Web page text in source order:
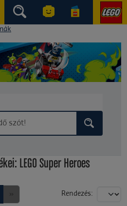
LEGO Super Heroes
Rendezés: